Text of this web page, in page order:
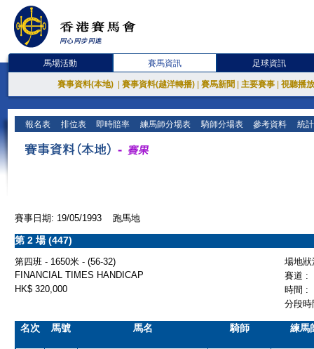
馬場活動 賽馬資訊 足球資訊
賽事資料(本地) 賽事資料(越洋轉播) 賽馬新聞 主要賽事 視聽播
報名表 排位表 即時賠率 練馬師分場表 騎師分場表 參考資料 統
賽事日期: 19/05/1993 跑馬地
第 2 場 (447)
第四班 - 1650米 - (56-32)
場地
FINANCIAL TIMES HANDICAP
賽道 :
HK$ 320,000
時間 :
分段
名次 馬號 馬名 騎師 練馬